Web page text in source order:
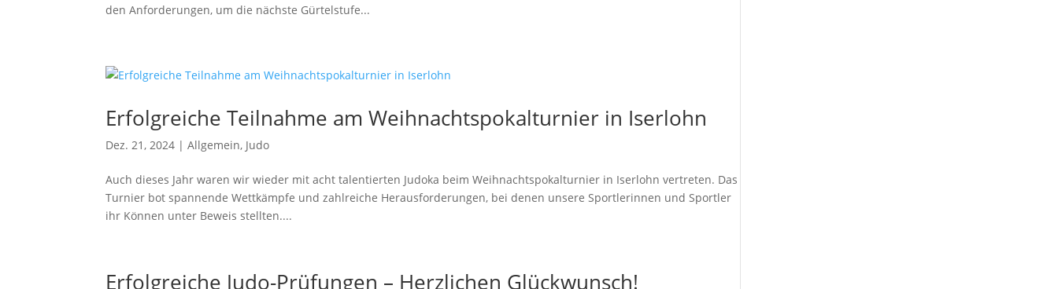
den Anforderungen, um die nächste Gürtelstufe...
Erfolgreiche Teilnahme am Weihnachtspokalturnier in Iserlohn
Dez. 21, 2024 |Allgemein, Judo
Auch dieses Jahr waren wir wieder mit acht talentierten Judoka beim Weihnachtspokalturnier in Iserlohn vertreten. Das
Turnier bot spannende Wettkämpfe und zahlreiche Herausforderungen, bei denen unsere Sportlerinnen und Sportler
ihr Können unter Beweis stellten....
Erfolgreiche Judo-Prüfungen – Herzlichen Glückwunsch!